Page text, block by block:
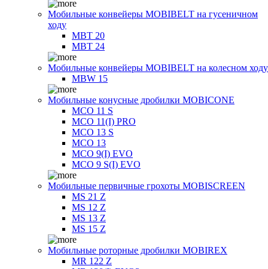
Мобильные конвейеры MOBIBELT на гусеничном
ходу
MBT 20
MBT 24
Мобильные конвейеры MOBIBELT на колесном ходу
MBW 15
Мобильные конусные дробилки MOBICONE
MCO 11 S
MCO 11(I) PRO
MCO 13 S
MCO 13
MCO 9(I) EVO
MCO 9 S(I) EVO
Мобильные первичные грохоты MOBISCREEN
MS 21 Z
MS 12 Z
MS 13 Z
MS 15 Z
Мобильные роторные дробилки MOBIREX
MR 122 Z